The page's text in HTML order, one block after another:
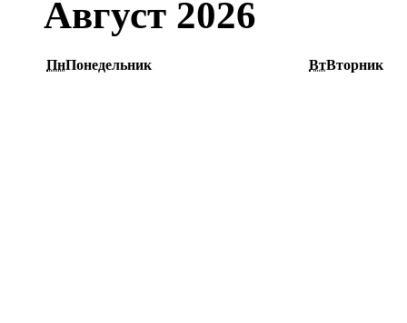
Август 2026
ПнПонедельник ВтВторник